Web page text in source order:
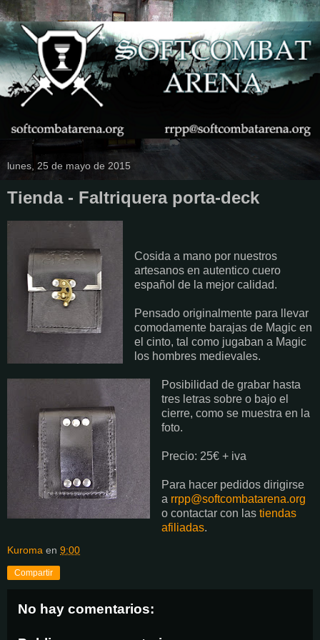
lunes, 25 de mayo de 2015
Tienda - Faltriquera porta-deck
Cosida a mano por nuestros
artesanos en autentico cuero
español de la mejor calidad.
Pensado originalmente para llevar
comodamente barajas de Magic en
el cinto, tal como jugaban a Magic
los hombres medievales.
Posibilidad de grabar hasta
tres letras sobre o bajo el
cierre, como se muestra en la
foto.
Precio: 25€ + iva
Para hacer pedidos dirigirse
a rrpp@softcombatarena.org
o contactar con las tiendas
afiliadas.
Kuroma en 9:00
Compartir
No hay comentarios: